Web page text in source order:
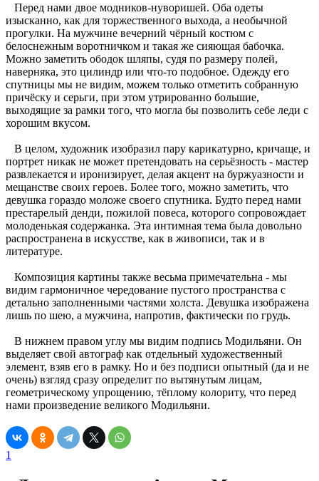
Перед нами двое модников-нуворишей. Оба одеты
изысканно, как для торжественного выхода, а необычной
прогулки. На мужчине вечерний чёрный костюм с
белоснежным воротничком и такая же сияющая бабочка.
Можно заметить ободок шляпы, судя по размеру полей,
наверняка, это цилиндр или что-то подобное. Одежду его
спутницы мы не видим, можем только отметить собранную
причёску и серьги, при этом утрированно большие,
выходящие за рамки того, что могла бы позволить себе леди с
хорошим вкусом.
В целом, художник изобразил пару карикатурно, кричаще, и
портрет никак не может претендовать на серьёзность - мастер
развлекается и иронизирует, делая акцент на буржуазности и
мещанстве своих героев. Более того, можно заметить, что
девушка гораздо моложе своего спутника. Будто перед нами
престарелый денди, пожилой повеса, которого сопровождает
молоденькая содержанка. Эта интимная тема была довольно
распространена в искусстве, как в живописи, так и в
литературе.
Композиция картины также весьма примечательна - мы
видим гармоничное чередование пустого пространства с
детально заполненными частями холста. Девушка изображена
лишь по шею, а мужчина, напротив, фактически по грудь.
В нижнем правом углу мы видим подпись Модильяни. Он
выделяет свой автограф как отдельный художественный
элемент, взяв его в рамку. Но и без подписи опытный (да и не
очень) взгляд сразу определит по вытянутым лицам,
геометрическому упрощению, тёплому колориту, что перед
нами произведение великого Модильяни.
1